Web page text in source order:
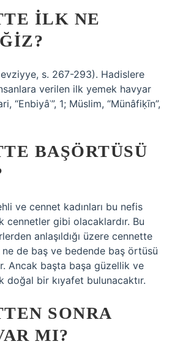
ILK NE
s. 267-293). Hadislere
verilen ilk yemek havyar
“Enbiyâʾ”, 1; Müslim, “Münâfiḳīn”,
BAŞÖRTÜSÜ
ve cennet kadınları bu nefis
cennetler gibi olacaklardır. Bu
anlaşıldığı üzere cennette
de baş ve bedende baş örtüsü
Ancak başta başa güzellik ve
doğal bir kıyafet bulunacaktır.
SONRA
MI?